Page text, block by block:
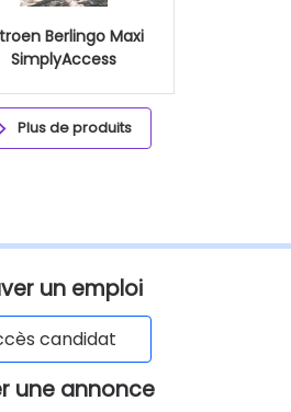
Berlingo Maxi
SimplyAccess
Plus de produits
un emploi
candidat
une annonce